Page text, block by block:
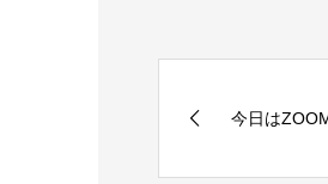
今日は